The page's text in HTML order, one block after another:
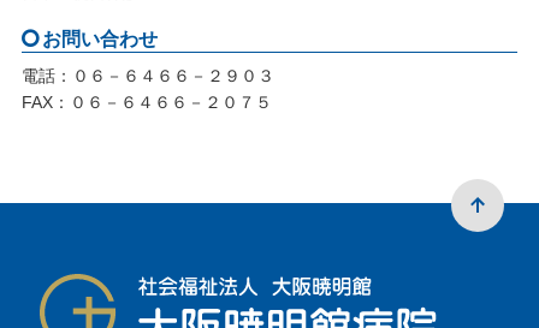
お問い合わせ
電話：０６－６４６６－２９０３
FAX：０６－６４６６－２０７５